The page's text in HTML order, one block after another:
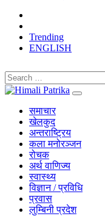
Trending
ENGLISH
समाचार
खेलकुद
अन्तराष्ट्रिय
कला मनोरञ्जन
रोचक
अर्थ वाणिज्य
स्वास्थ्य
विज्ञान / प्रविधि
प्रवास
लुम्बिनी प्रदेश